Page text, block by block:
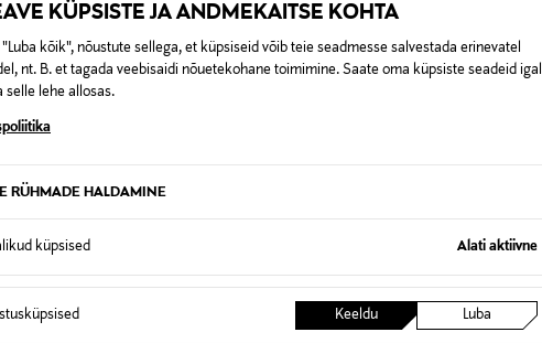
KÜPSISTE JA ANDMEKAITSE KOHTA
kõik", nõustute sellega, et küpsiseid võib teie seadmesse salvestada erinevatel
nt. B. et tagada veebisaidi nõuetekohane toimimine. Saate oma küpsiste seadeid igal
selle lehe allosas.
RÜHMADE HALDAMINE
küpsised Alati aktiivne
Keeldu Luba
Chino
EELIS KUPONGIGA